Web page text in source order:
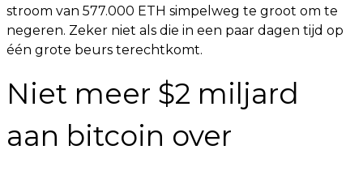
stroom van 577.000 ETH simpelweg te groot om te
negeren. Zeker niet als die in een paar dagen tijd op
één grote beurs terechtkomt.
Niet meer $2 miljard
aan bitcoin over